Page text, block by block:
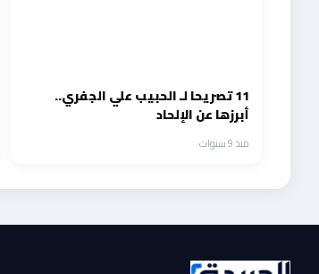
11 تصريحا لـ الحبيب علي الجفري..
أبرزها عن الإلحاد
منذ 9 سنوات